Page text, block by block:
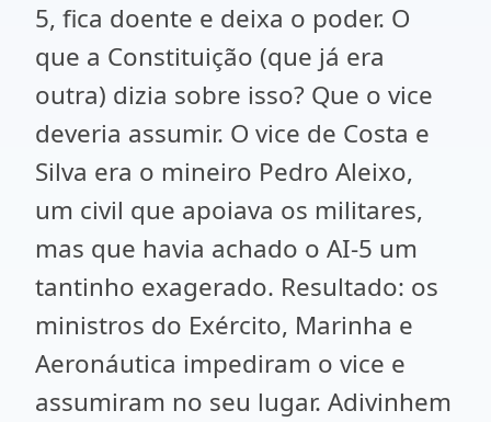
5, fica doente e deixa o poder. O
que a Constituição (que já era
outra) dizia sobre isso? Que o vice
deveria assumir. O vice de Costa e
Silva era o mineiro Pedro Aleixo,
um civil que apoiava os militares,
mas que havia achado o AI-5 um
tantinho exagerado. Resultado: os
ministros do Exército, Marinha e
Aeronáutica impediram o vice e
assumiram no seu lugar. Adivinhem